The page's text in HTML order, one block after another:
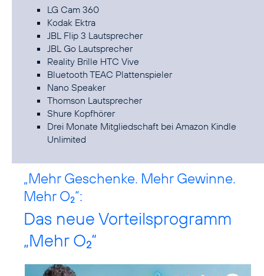
LG Cam 360
Kodak Ektra
JBL Flip 3 Lautsprecher
JBL Go Lautsprecher
Reality Brille HTC Vive
Bluetooth TEAC Plattenspieler
Nano Speaker
Thomson Lautsprecher
Shure Kopfhörer
Drei Monate Mitgliedschaft bei Amazon Kindle
Unlimited
„Mehr Geschenke. Mehr Gewinne.
Mehr O2“:
Das neue Vorteilsprogramm
„Mehr O2“